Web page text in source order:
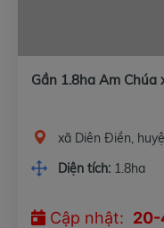
Gần 1.8ha Am
xã Diên Điền,
Diện tích: 1.8ha
Cập nhật: